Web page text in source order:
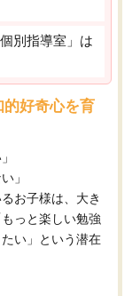
別指導室」は
好奇心を育
」
お子様は、大き
っと楽しい勉強
い」という潜在